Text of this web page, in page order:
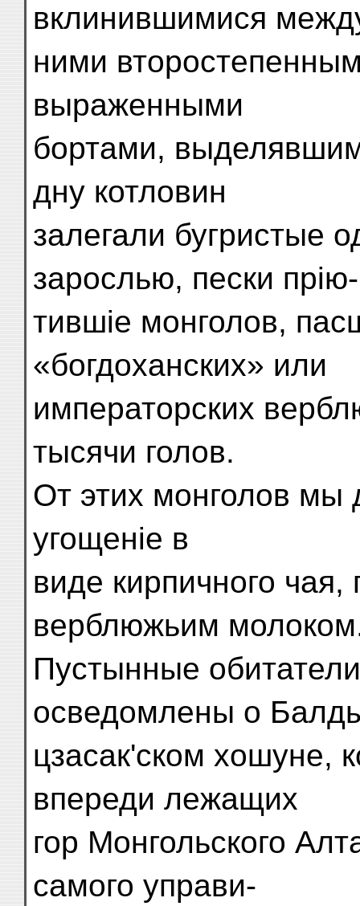
вклинившимися
ними
выраженными
бортами,
дну котловин
залегали бугристые
зарослью, пески прію-
тившіе монголов,
«богдоханских» или
императорских
тысячи голов.
От этих монголов
угощеніе в
виде кирпичного чая,
верблюжьим
Пустынные
осведомлены о
цзасак'ском хошуне,
впереди лежащих
гор Монгольского
самого управи-